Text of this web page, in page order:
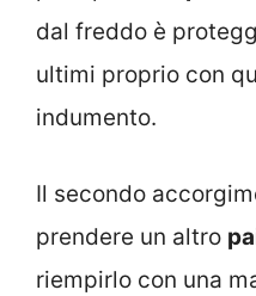
dal freddo è
ultimi proprio con
indumento.
Il secondo
prendere un altro
riempirlo con una